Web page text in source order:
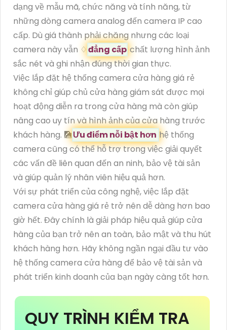
dạng về mẫu mã, chức năng và tính năng, từ
những dòng camera analog đến camera IP cao
cấp. Dù giá thành phải chăng nhưng các loại
camera này vẫn ♢đẳng cấp chất lượng hình ảnh
sắc nét và ghi nhận đúng thời gian thực.
Việc lắp đặt hệ thống camera cửa hàng giá rẻ
không chỉ giúp chủ cửa hàng giám sát được mọi
hoạt động diễn ra trong cửa hàng mà còn giúp
nâng cao uy tín và hình ảnh của cửa hàng trước
khách hàng. 🎑Ưu điểm nỗi bật hơn hệ thống
camera cũng có thể hỗ trợ trong việc giải quyết
các vấn đề liên quan đến an ninh, bảo vệ tài sản
và giúp quản lý nhân viên hiệu quả hơn.
Với sự phát triển của công nghệ, việc lắp đặt
camera cửa hàng giá rẻ trở nên dễ dàng hơn bao
giờ hết. Đây chính là giải pháp hiệu quả giúp cửa
hàng của bạn trở nên an toàn, bảo mật và thu hút
khách hàng hơn. Hãy không ngần ngại đầu tư vào
hệ thống camera cửa hàng để bảo vệ tài sản và
phát triển kinh doanh của bạn ngày càng tốt hơn.
QUY TRÌNH KIỂM TRA